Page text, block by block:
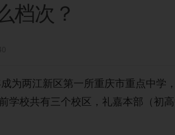
档次？
为两江新区第一所重庆市重点中学
学校共有三个校区，礼嘉本部（初